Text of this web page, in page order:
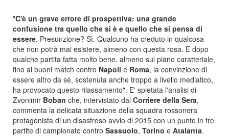
"C'è un grave errore di prospettiva: una grande
confusione tra quello che si è e quello che si pensa di
essere. Presunzione? Sì. Qualcuno ha creduto in qualcosa
che non potrà mai esistere, almeno con questa rosa. E dopo
qualche partita fatta molto bene, almeno sul piano caratteriale,
fino ai buoni match contro Napoli e Roma, la convinzione di
essere altro da sé, sostenuta anche troppo a livello mediatico,
ha provocato questo rilassamento". E' spietata l'analisi di
Zvonimir Boban che, intervistato dal Corriere della Sera,
commenta la delicata situazione della squadra rossonera
protagonista di un disastroso avvio di 2015 con un punto in tre
partite di campionato contro Sassuolo, Torino e Atalanta.